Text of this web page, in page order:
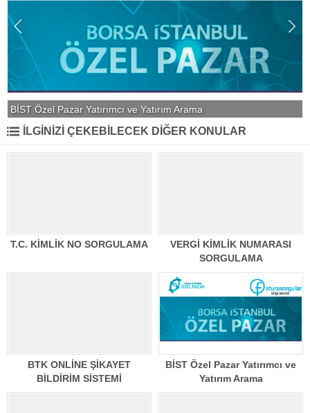
BİST Özel Pazar Yatırımcı ve Yatırım Arama
İLGİNİZİ ÇEKEBİLECEK DİĞER KONULAR
T.C. KİMLİK NO SORGULAMA
VERGİ KİMLİK NUMARASI
SORGULAMA
BTK ONLİNE ŞİKAYET
BİLDİRİM SİSTEMİ
BİST Özel Pazar Yatırımcı ve
Yatırım Arama